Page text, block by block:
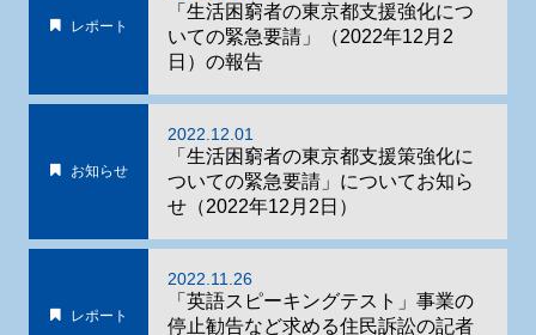
レポート
「生活困窮者の東京都支援強化につ
いての緊急要請」（2022年12月2
日）の報告
お知らせ
2022.12.01
「生活困窮者の東京都支援策強化に
ついての緊急要請」についてお知ら
せ（2022年12月2日）
レポート
2022.11.26
「英語スピーキングテスト」事業の
停止勧告など求める住民訴訟の記者